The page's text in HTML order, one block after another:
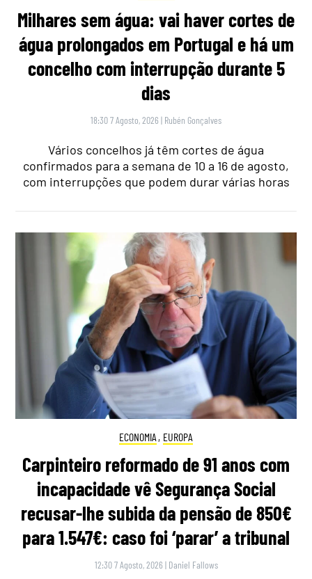
Milhares sem água: vai haver cortes de
água prolongados em Portugal e há um
concelho com interrupção durante 5
dias
18:30 7 Agosto, 2026 | Rubén Gonçalves
Vários concelhos já têm cortes de água
confirmados para a semana de 10 a 16 de agosto,
com interrupções que podem durar várias horas
ECONOMIA , EUROPA
Carpinteiro reformado de 91 anos com
incapacidade vê Segurança Social
recusar-lhe subida da pensão de 850€
para 1.547€: caso foi ‘parar’ a tribunal
12:30 7 Agosto, 2026 | Daniel Fallows